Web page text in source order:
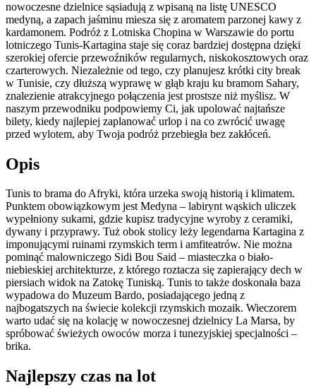
nowoczesne dzielnice sąsiadują z wpisaną na listę UNESCO
medyną, a zapach jaśminu miesza się z aromatem parzonej kawy z
kardamonem. Podróż z Lotniska Chopina w Warszawie do portu
lotniczego Tunis-Kartagina staje się coraz bardziej dostępna dzięki
szerokiej ofercie przewoźników regularnych, niskokosztowych oraz
czarterowych. Niezależnie od tego, czy planujesz krótki city break
w Tunisie, czy dłuższą wyprawę w głąb kraju ku bramom Sahary,
znalezienie atrakcyjnego połączenia jest prostsze niż myślisz. W
naszym przewodniku podpowiemy Ci, jak upolować najtańsze
bilety, kiedy najlepiej zaplanować urlop i na co zwrócić uwagę
przed wylotem, aby Twoja podróż przebiegła bez zakłóceń.
Opis
Tunis to brama do Afryki, która urzeka swoją historią i klimatem.
Punktem obowiązkowym jest Medyna – labirynt wąskich uliczek
wypełniony sukami, gdzie kupisz tradycyjne wyroby z ceramiki,
dywany i przyprawy. Tuż obok stolicy leży legendarna Kartagina z
imponującymi ruinami rzymskich term i amfiteatrów. Nie można
pominąć malowniczego Sidi Bou Said – miasteczka o biało-
niebieskiej architekturze, z którego roztacza się zapierający dech w
piersiach widok na Zatokę Tuniską. Tunis to także doskonała baza
wypadowa do Muzeum Bardo, posiadającego jedną z
najbogatszych na świecie kolekcji rzymskich mozaik. Wieczorem
warto udać się na kolację w nowoczesnej dzielnicy La Marsa, by
spróbować świeżych owoców morza i tunezyjskiej specjalności –
brika.
Najlepszy czas na lot